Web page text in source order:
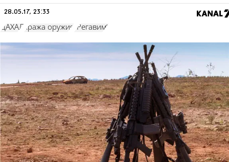
28.05.17, 23:33
ЦАХАЛ кража оружия "Регавим"